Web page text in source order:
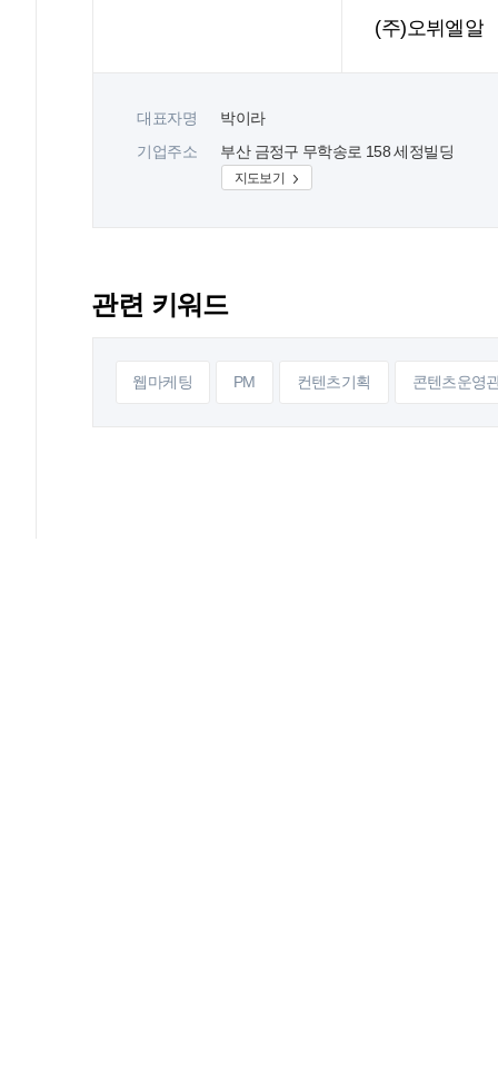
(주)오뷔엘알
대표자명
박이라
기업주소
부산 금정구 무학송로 158 세정빌딩
지도보기
관련 키워드
웹마케팅 PM 컨텐츠기획 콘텐츠운영